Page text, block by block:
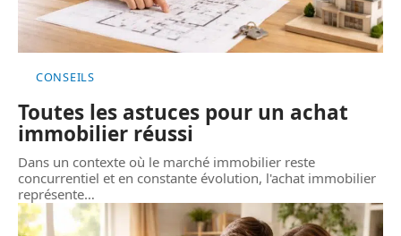
CONSEILS
Toutes les astuces pour un achat
immobilier réussi
Dans un contexte où le marché immobilier reste
concurrentiel et en constante évolution, l'achat immobilier
représente…